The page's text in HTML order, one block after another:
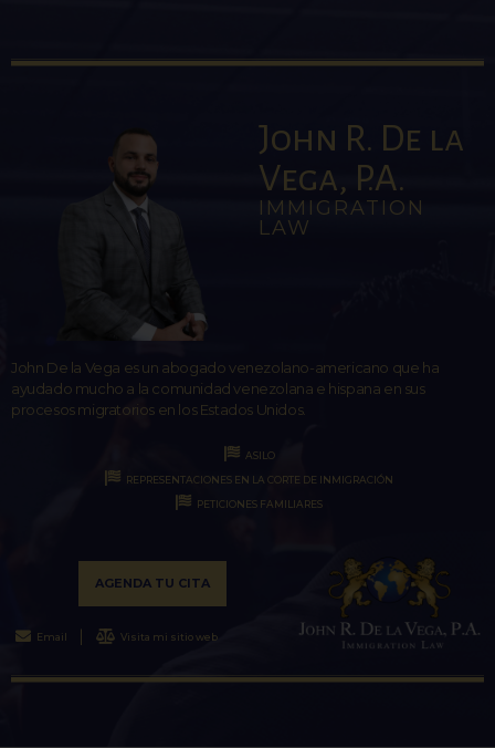
John R. De la
Vega, P.A.
IMMIGRATION
LAW
John De la Vega es un abogado venezolano-americano que ha
ayudado mucho a la comunidad venezolana e hispana en sus
procesos migratorios en los Estados Unidos.
ASILO
REPRESENTACIONES EN LA CORTE DE INMIGRACIÓN
PETICIONES FAMILIARES
AGENDA TU CITA
Email Visita mi sitio web